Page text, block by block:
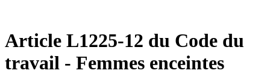
Article L1225-12 du Code du
travail - Femmes enceintes